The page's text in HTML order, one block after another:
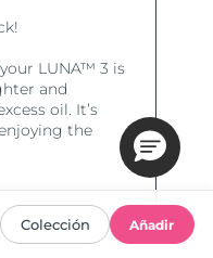
Colección Añadir